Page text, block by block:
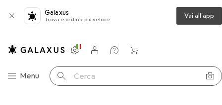
Galaxus
Trova e ordina più veloce Vai all'app
Categoria Navigazione
Menu Cerca
Impostazioni
Conto cliente
Liste di confronto
Liste dei desideri
Carrello